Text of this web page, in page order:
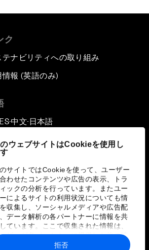
ウェブサイトはCookieを使用し
サイトではCookieを使って、ユーザー
わせたコンテンツや広告の表示、トラ
ックの分析を行っています。またユー
によるサイトの利用状況についても情
収集し、ソーシャルメディアや広告配
データ解析の各パートナーに情報を共
ています。ここで収集された情報は、
ーザーが各パートナーに提供した他の情
各パートナーのサービスを使用した際
拒否
ク
テナビリティへの取り組み
情報 (英語のみ)
ES▪中文▪ 日本語